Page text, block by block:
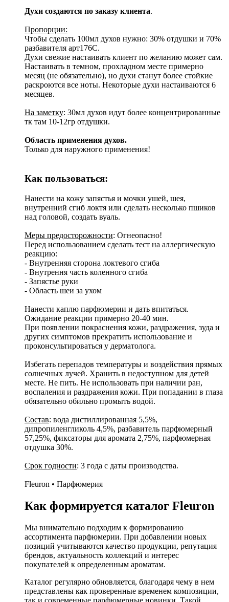
Духи создаются по заказу клиента.
Пропорции:
Чтобы сделать 100мл духов нужно: 30% отдушки и 70%
разбавителя арт176С.
Духи свежие настаивать клиент по желанию может сам.
Настаивать в темном, прохладном месте примерно
месяц (не обязательно), но духи станут более стойкие
раскроются все ноты. Некоторые духи настаиваются 6
месяцев.
На заметку: 30мл духов идут более концентрированные
тк там 10-12гр отдушки.
Область применения духов.
Только для наружного применения!
Как пользоваться:
Нанести на кожу запястья и мочки ушей, шея,
внутренний сгиб локтя или сделать несколько пшиков
над головой, создать вуаль.
Меры предосторожности: Огнеопасно!
Перед использованием сделать тест на аллергическую
реакцию:
- Внутренняя сторона локтевого сгиба
- Внутрення часть коленного сгиба
- Запястье руки
- Область шеи за ухом
Нанести каплю парфюмерии и дать впитаться.
Ожидание реакции примерно 20-40 мин.
При появлении покраснения кожи, раздражения, зуда и
других симптомов прекратить использование и
проконсультироваться у дерматолога.
Избегать перепадов температуры и воздействия прямых
солнечных лучей. Хранить в недоступном для детей
месте. Не пить. Не использовать при наличии ран,
воспаления и раздражения кожи. При попадании в глаза
обязательно обильно промыть водой.
Состав: вода дистиллированная 5,5%,
дипропиленгликоль 4,5%, разбавитель парфюмерный
57,25%, фиксаторы для аромата 2,75%, парфюмерная
отдушка 30%.
Срок годности: 3 года с даты производства.
Fleuron • Парфюмерия
Как формируется каталог Fleuron
Мы внимательно подходим к формированию
ассортимента парфюмерии. При добавлении новых
позиций учитываются качество продукции, репутация
брендов, актуальность коллекций и интерес
покупателей к определенным ароматам.
Каталог регулярно обновляется, благодаря чему в нем
представлены как проверенные временем композиции,
так и современные парфюмерные новинки. Такой